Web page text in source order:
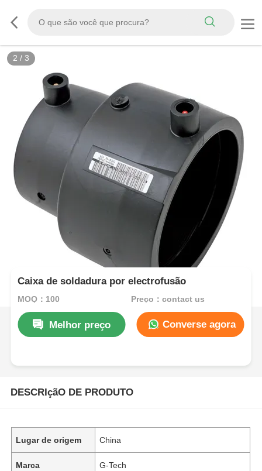
3 / 3
Caixa de soldadura por electrofusão
MOQ：100 Preço：contact us
Melhor preço Converse agora
DESCRIçãO DE PRODUTO
Lugar de origem China
Marca G-Tech